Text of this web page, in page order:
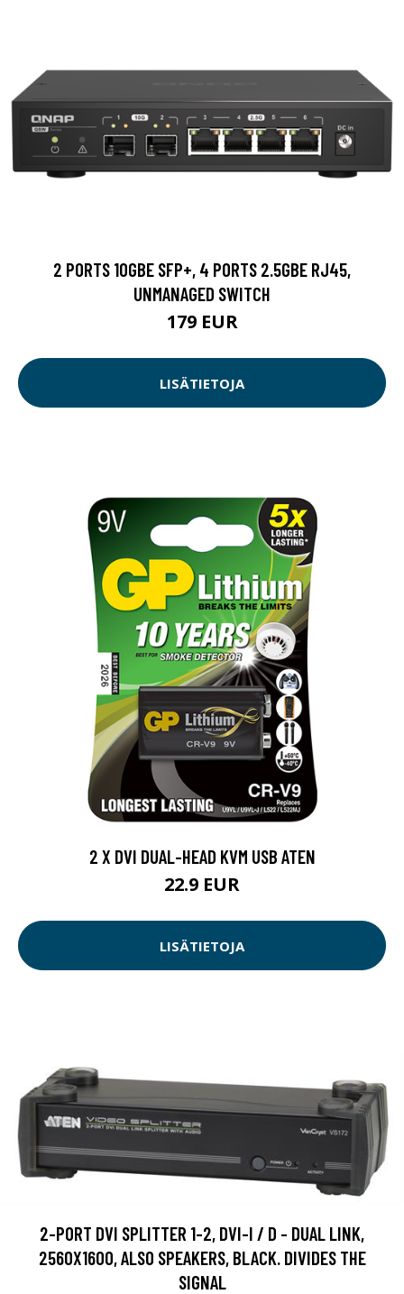
2 PORTS 10GBE SFP+, 4 PORTS 2.5GBE RJ45,
UNMANAGED SWITCH
179 EUR
LISÄTIETOJA
2 X DVI DUAL-HEAD KVM USB ATEN
22.9 EUR
LISÄTIETOJA
2-PORT DVI SPLITTER 1-2, DVI-I / D - DUAL LINK,
2560X1600, ALSO SPEAKERS, BLACK. DIVIDES THE
SIGNAL